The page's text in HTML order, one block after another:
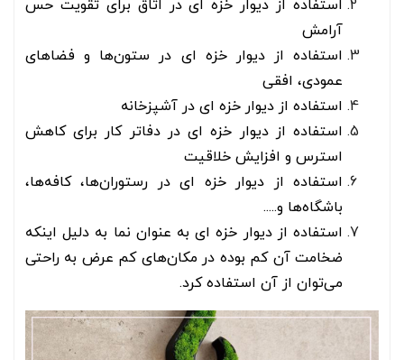
استفاده از دیوار خزه ای در اتاق برای تقویت حس
آرامش
استفاده از دیوار خزه ای در ستون‌ها و فضاهای
عمودی، افقی
استفاده از دیوار خزه ای در آشپزخانه
استفاده از دیوار خزه ای در دفاتر کار برای کاهش
استرس و افزایش خلاقیت
استفاده از دیوار خزه ای در رستوران‌ها، کافه‌ها،
باشگاه‌ها و.....
استفاده از دیوار خزه ای به عنوان نما به دلیل اینکه
ضخامت آن کم بوده در مکان‌های کم عرض به راحتی
می‌توان از آن استفاده کرد.